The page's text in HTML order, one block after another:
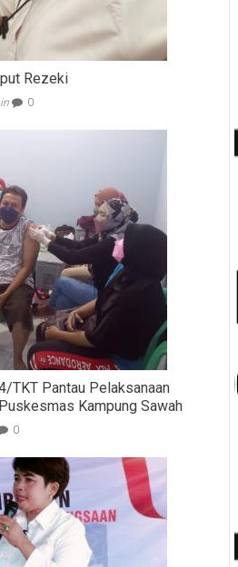
Rezeki
0
TKT Pantau Pelaksanaan
Kampung Sawah
0